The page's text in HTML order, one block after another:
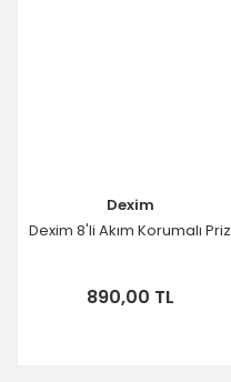
Dexim
Dexim 8'li Akım Korumalı Priz
890,00 TL